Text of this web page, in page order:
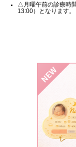
△月曜午前の診療時
13:00）となります。